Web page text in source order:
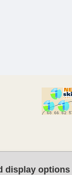
display options